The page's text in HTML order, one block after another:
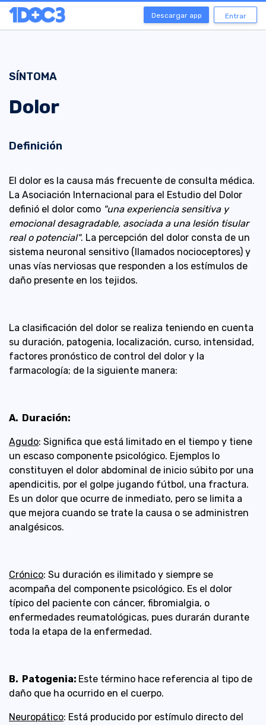
Descargar app Entrar
SÍNTOMA
Dolor
Definición
El dolor es la causa más frecuente de consulta médica.
La Asociación Internacional para el Estudio del Dolor
definió el dolor como "una experiencia sensitiva y
emocional desagradable, asociada a una lesión tisular
real o potencial". La percepción del dolor consta de un
sistema neuronal sensitivo (llamados nocioceptores) y
unas vías nerviosas que responden a los estímulos de
daño presente en los tejidos.
La clasificación del dolor se realiza teniendo en cuenta
su duración, patogenia, localización, curso, intensidad,
factores pronóstico de control del dolor y la
farmacología; de la siguiente manera:
A. Duración:
Agudo: Significa que está limitado en el tiempo y tiene
un escaso componente psicológico. Ejemplos lo
constituyen el dolor abdominal de inicio súbito por una
apendicitis, por el golpe jugando fútbol, una fractura.
Es un dolor que ocurre de inmediato, pero se limita a
que mejora cuando se trate la causa o se administren
analgésicos.
Crónico: Su duración es ilimitado y siempre se
acompaña del componente psicológico. Es el dolor
típico del paciente con cáncer, fibromialgia, o
enfermedades reumatológicas, pues durarán durante
toda la etapa de la enfermedad.
B. Patogenia: Este término hace referencia al tipo de
daño que ha ocurrido en el cuerpo.
Neuropático: Está producido por estímulo directo del